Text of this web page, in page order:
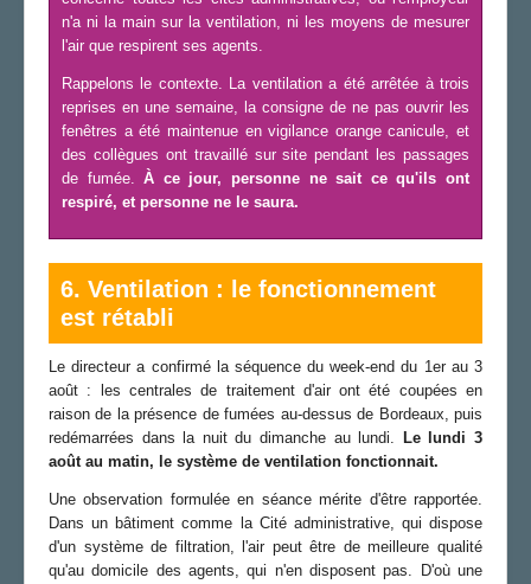
n'a ni la main sur la ventilation, ni les moyens de mesurer
l'air que respirent ses agents.
Rappelons le contexte. La ventilation a été arrêtée à trois
reprises en une semaine, la consigne de ne pas ouvrir les
fenêtres a été maintenue en vigilance orange canicule, et
des collègues ont travaillé sur site pendant les passages
de fumée.À ce jour, personne ne sait ce qu'ils ont
respiré, et personne ne le saura.
6. Ventilation : le fonctionnement
est rétabli
Le directeur a confirmé la séquence du week-end du 1er au 3
août : les centrales de traitement d'air ont été coupées en
raison de la présence de fumées au-dessus de Bordeaux, puis
redémarrées dans la nuit du dimanche au lundi.
Le lundi 3
août au matin, le système de ventilation fonctionnait.
Une observation formulée en séance mérite d'être rapportée.
Dans un bâtiment comme la Cité administrative, qui dispose
d'un système de filtration, l'air peut être de meilleure qualité
qu'au domicile des agents, qui n'en disposent pas. D'où une